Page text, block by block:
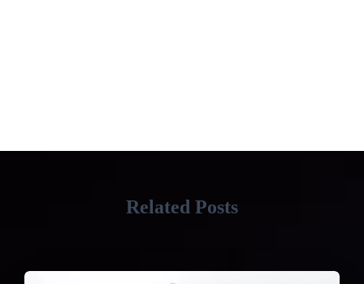
Related Posts